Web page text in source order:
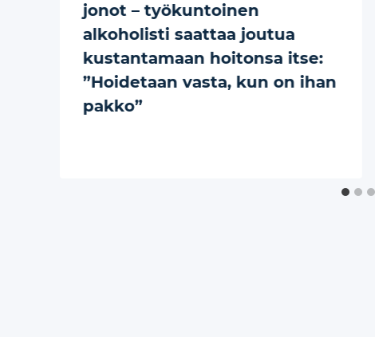
jonot – työkuntoinen
alkoholisti saattaa joutua
kustantamaan hoitonsa itse:
”Hoidetaan vasta, kun on ihan
pakko”